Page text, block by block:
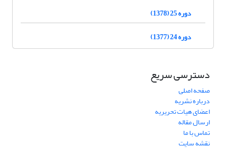
دوره 25 (1378)
دوره 24 (1377)
دسترسی سریع
صفحه اصلی
درباره نشریه
اعضای هیات تحریریه
ارسال مقاله
تماس با ما
نقشه سایت